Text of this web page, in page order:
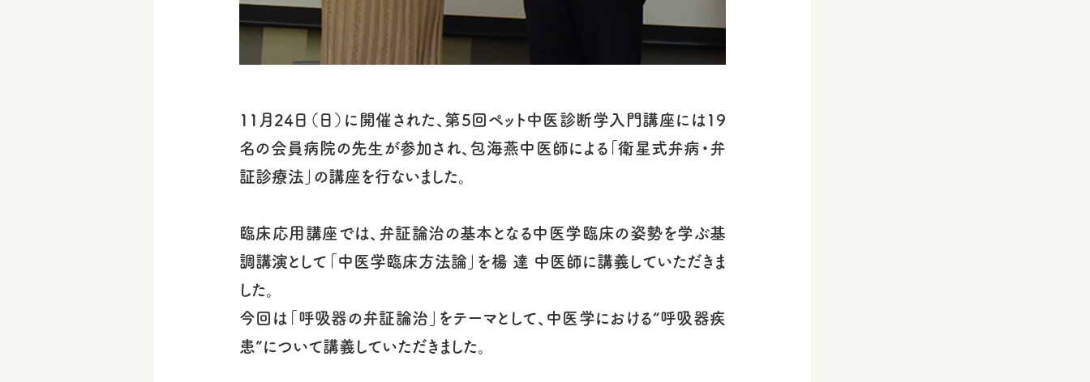
11月24日（日）に開催された、第5回ペット中医診断学入門講座には19
名の会員病院の先生が参加され、包海燕中医師による「衛星式弁病・弁
証診療法」の講座を行ないました。
臨床応用講座では、弁証論治の基本となる中医学臨床の姿勢を学ぶ基
調講演として「中医学臨床方法論」を楊 達 中医師に講義していただきま
した。
今回は「呼吸器の弁証論治」をテーマとして、中医学における“呼吸器疾
患”について講義していただきました。